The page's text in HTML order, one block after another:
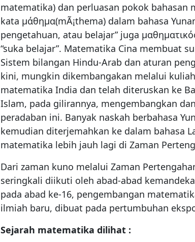
matematika) dan perluasan pokok bahasan
kata μάθημα(mÃ¡thema) dalam bahasa
pengetahuan, atau belajar” juga
“suka belajar”. Matematika Cina membuat
Sistem bilangan Hindu-Arab dan aturan
kini, mungkin dikembangakan melalui
matematika India dan telah diteruskan ke
Islam, pada gilirannya, mengembangkan
peradaban ini. Banyak naskah berbahasa
kemudian diterjemahkan ke dalam bahasa
matematika lebih jauh lagi di Zaman
Dari zaman kuno melalui Zaman
seringkali diikuti oleh abad-abad
pada abad ke-16, pengembangan
ilmiah baru, dibuat pada pertumbuhan
Sejarah matematika dilihat :